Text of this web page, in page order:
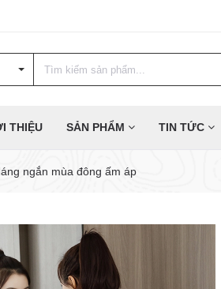
THIỆU SẢN PHẨM TIN TỨC
ngắn mùa đông ấm áp